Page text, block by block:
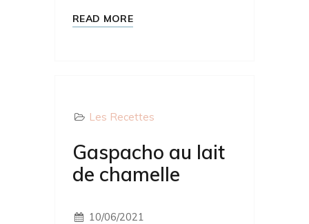
READ MORE
Les Recettes
Gaspacho au lait
de chamelle
10/06/2021